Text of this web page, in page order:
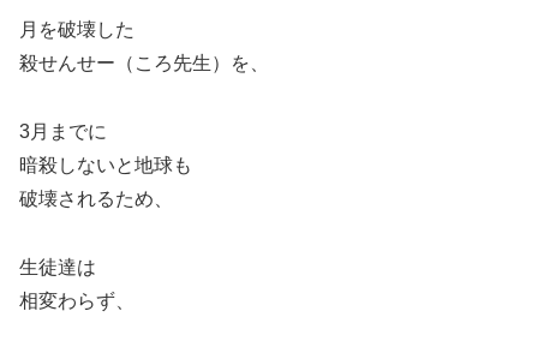
月を破壊した
殺せんせー（ころ先生）を、
3月までに
暗殺しないと地球も
破壊されるため、
生徒達は
相変わらず、